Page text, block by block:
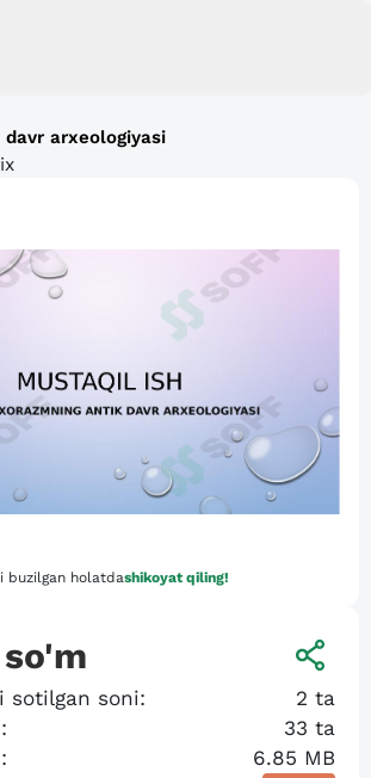
arxeologiyasi
buzilgan holatdashikoyat qiling!
so'm
sotilgan soni: 2 ta
33 ta
6.85 MB